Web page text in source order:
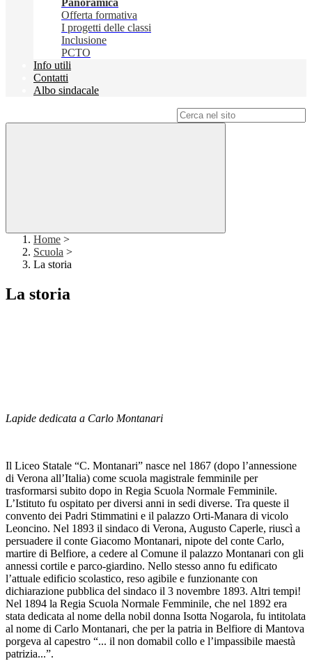
Panoramica
Offerta formativa
I progetti delle classi
Inclusione
PCTO
Info utili
Contatti
Albo sindacale
Home >
Scuola >
La storia
La storia
Lapide dedicata a Carlo Montanari
Il Liceo Statale “C. Montanari” nasce nel 1867 (dopo l’annessione
di Verona all’Italia) come scuola magistrale femminile per
trasformarsi subito dopo in Regia Scuola Normale Femminile.
L’Istituto fu ospitato per diversi anni in sedi diverse. Tra queste il
convento dei Padri Stimmatini e il palazzo Orti-Manara di vicolo
Leoncino. Nel 1893 il sindaco di Verona, Augusto Caperle, riuscì a
persuadere il conte Giacomo Montanari, nipote del conte Carlo,
martire di Belfiore, a cedere al Comune il palazzo Montanari con gli
annessi cortile e parco-giardino. Nello stesso anno fu edificato
l’attuale edificio scolastico, reso agibile e funzionante con
dichiarazione pubblica del sindaco il 3 novembre 1893. Altri tempi!
Nel 1894 la Regia Scuola Normale Femminile, che nel 1892 era
stata dedicata al nome della nobil donna Isotta Nogarola, fu intitolata
al nome di Carlo Montanari, che per la patria in Belfiore di Mantova
porgeva al capestro “... il non domabil collo e l’impassibile maestà
patrizia...”.